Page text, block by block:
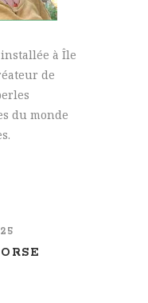
à Île
de
du monde